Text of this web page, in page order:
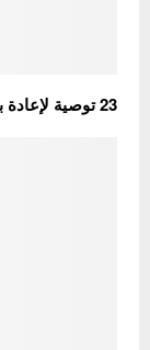
23 توصية لإعادة بناء اليمن عبر المرجعيات الثلاث